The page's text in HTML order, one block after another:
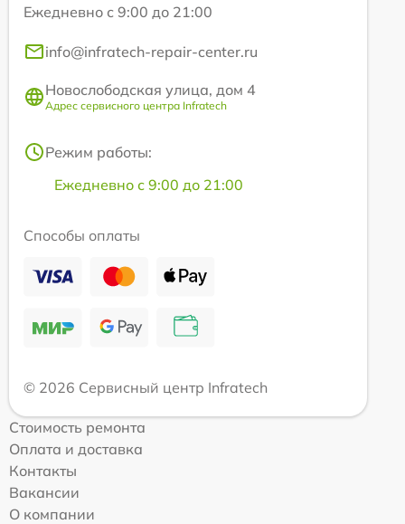
Ежедневно с 9:00 до 21:00
info@infratech-repair-center.ru
Новослободская улица, дом 4
Адрес сервисного центра Infratech
Режим работы:
Ежедневно с 9:00 до 21:00
Способы оплаты
© 2026 Сервисный центр Infratech
Стоимость ремонта
Оплата и доставка
Контакты
Вакансии
О компании